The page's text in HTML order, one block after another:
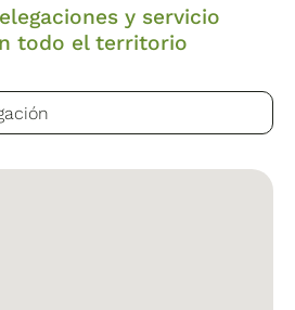
y servicio
todo el territorio